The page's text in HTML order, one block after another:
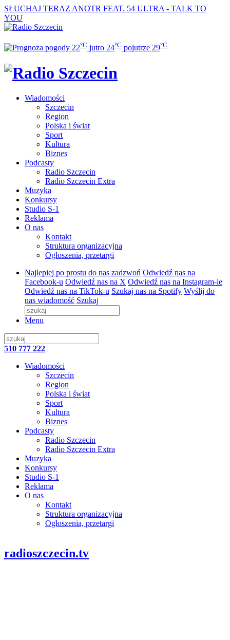
SŁUCHAJ TERAZ ANOTR FEAT. 54 ULTRA - TALK TO
YOU
22°C jutro 24°C pojutrze 29°C
Wiadomości
Szczecin
Region
Polska i świat
Sport
Kultura
Biznes
Podcasty
Radio Szczecin
Radio Szczecin Extra
Muzyka
Konkursy
Studio S-1
Reklama
O nas
Kontakt
Struktura organizacyjna
Ogłoszenia, przetargi
Najlepiej po prostu do nas zadzwoń Odwiedź nas na
Facebook-u Odwiedź nas na X Odwiedź nas na Instagram-ie
Odwiedź nas na TikTok-u Szukaj nas na Spotify Wyślij do
nas wiadomość Szukaj
Menu
510 777 222
Wiadomości
Szczecin
Region
Polska i świat
Sport
Kultura
Biznes
Podcasty
Radio Szczecin
Radio Szczecin Extra
Muzyka
Konkursy
Studio S-1
Reklama
O nas
Kontakt
Struktura organizacyjna
Ogłoszenia, przetargi
radioszczecin.tv